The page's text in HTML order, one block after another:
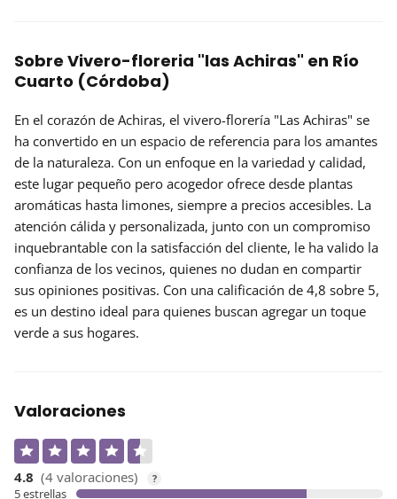
Sobre Vivero-floreria "las Achiras" en Río
Cuarto (Córdoba)
En el corazón de Achiras, el vivero-florería "Las Achiras" se
ha convertido en un espacio de referencia para los amantes
de la naturaleza. Con un enfoque en la variedad y calidad,
este lugar pequeño pero acogedor ofrece desde plantas
aromáticas hasta limones, siempre a precios accesibles. La
atención cálida y personalizada, junto con un compromiso
inquebrantable con la satisfacción del cliente, le ha valido la
confianza de los vecinos, quienes no dudan en compartir
sus opiniones positivas. Con una calificación de 4,8 sobre 5,
es un destino ideal para quienes buscan agregar un toque
verde a sus hogares.
Valoraciones
4.8 (4 valoraciones) ?
5 estrellas